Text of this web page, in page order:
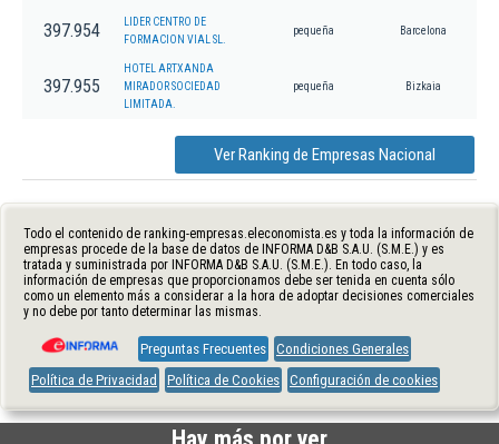
397.954
LIDER CENTRO DE
FORMACION VIAL SL.
pequeña Barcelona
397.955
HOTEL ARTXANDA
MIRADOR SOCIEDAD
LIMITADA.
pequeña Bizkaia
Ver Ranking de Empresas Nacional
Todo el contenido de ranking-empresas.eleconomista.es y toda la información de
empresas procede de la base de datos de INFORMA D&B S.A.U. (S.M.E.) y es
tratada y suministrada por INFORMA D&B S.A.U. (S.M.E.). En todo caso, la
información de empresas que proporcionamos debe ser tenida en cuenta sólo
como un elemento más a considerar a la hora de adoptar decisiones comerciales
y no debe por tanto determinar las mismas.
Preguntas Frecuentes Condiciones Generales
Política de Privacidad
Política de Cookies Configuración de cookies